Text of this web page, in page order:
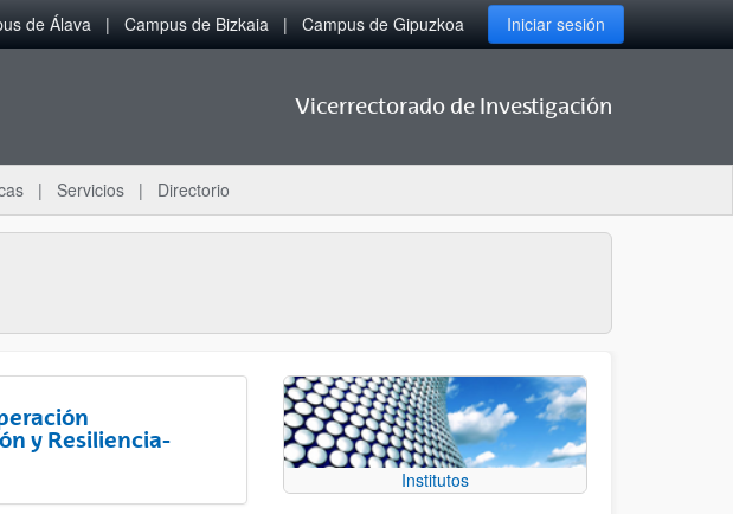
de Álava Campus de Bizkaia Campus de Gipuzkoa Iniciar sesión
Vicerrectorado de Investigación
Servicios Directorio
y Resiliencia-
Institutos